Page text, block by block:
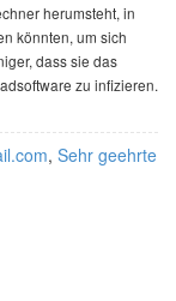
herumsteht, in
könnten, um sich
dass sie das
zu infizieren.
, Sehr geehrte